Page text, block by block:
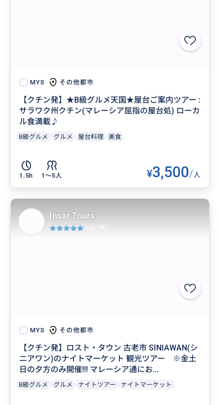
MYS その他都市
【クチン発】★B級グルメ天国★屋台ご案内ツアー :
サラワク州クチン(マレーシア屈指の屋台処) ローカ
ル食満載♪
B級グルメ グルメ 屋台料理 美食
1.5h 1〜5人 ¥3,500/人
MYS その他都市
【クチン発】ロスト・タウン 古老市 SINIAWAN(シ
ニアワン)のナイトマーケット 観光ツアー ※金土
日の夕方のみ開催!!! マレーシア通にお...
B級グルメ グルメ ナイトツアー ナイトマーケット
Insar Tours
5.0 (1件)